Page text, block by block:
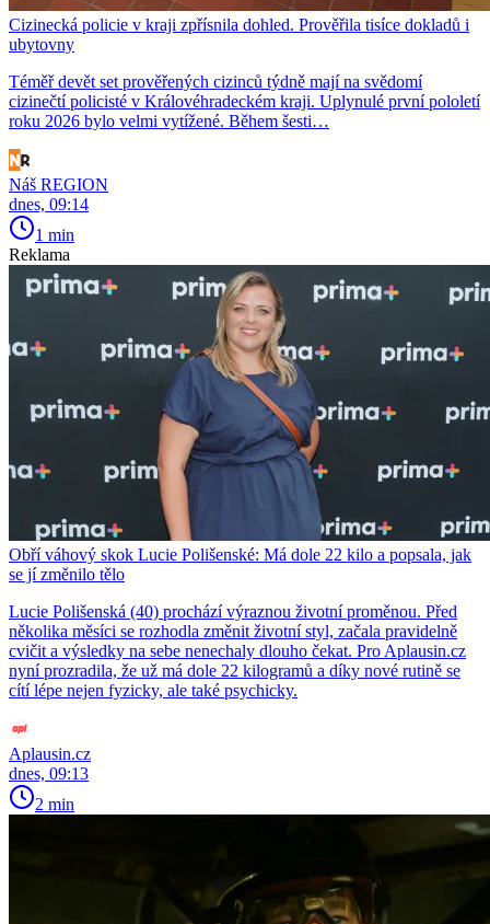
Cizinecká policie v kraji zpřísnila dohled. Prověřila tisíce dokladů i
ubytovny
Téměř devět set prověřených cizinců týdně mají na svědomí
cizinečtí policisté v Královéhradeckém kraji. Uplynulé první pololetí
roku 2026 bylo velmi vytížené. Během šesti…
Náš REGION
dnes, 09:14
1 min
Reklama
Obří váhový skok Lucie Polišenské: Má dole 22 kilo a popsala, jak
se jí změnilo tělo
Lucie Polišenská (40) prochází výraznou životní proměnou. Před
několika měsíci se rozhodla změnit životní styl, začala pravidelně
cvičit a výsledky na sebe nenechaly dlouho čekat. Pro Aplausin.cz
nyní prozradila, že už má dole 22 kilogramů a díky nové rutině se
cítí lépe nejen fyzicky, ale také psychicky.
Aplausin.cz
dnes, 09:13
2 min